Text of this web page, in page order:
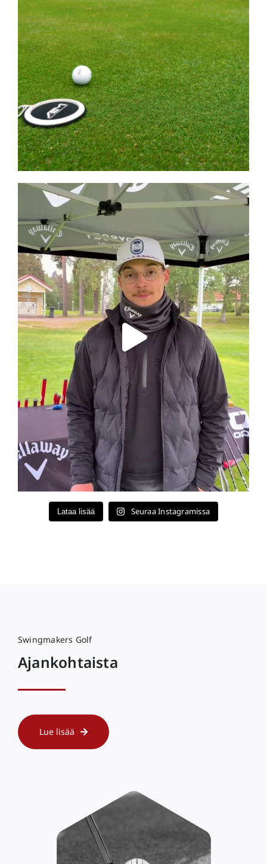
Lataa lisää Seuraa Instagramissa
Swingmakers Golf
Ajankohtaista
Lue lisää